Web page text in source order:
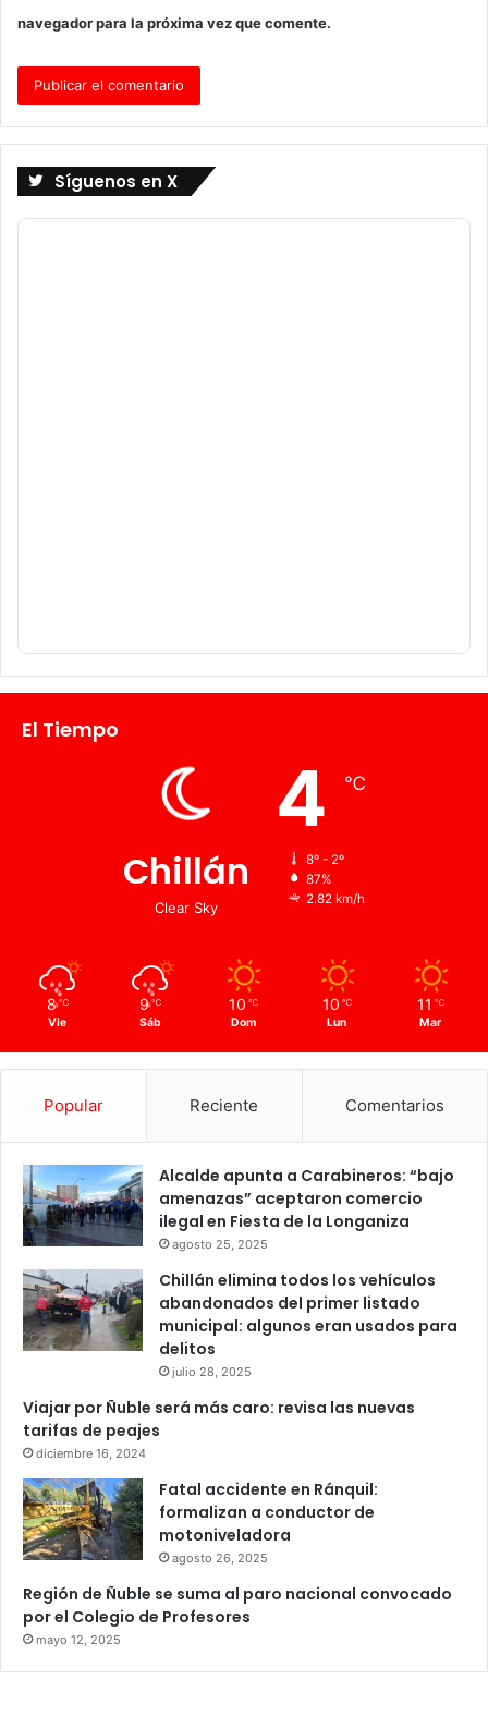
navegador para la próxima vez que comente.
Síguenos en X
El Tiempo
Chillán
Clear Sky
4 ℃
8º - 2º
87%
2.82 km/h
8 ℃
Vie
9 ℃
Sáb
10 ℃
Dom
10 ℃
Lun
11 ℃
Mar
Popular Reciente Comentarios
Alcalde apunta a Carabineros: “bajo
amenazas” aceptaron comercio
ilegal en Fiesta de la Longaniza
agosto 25, 2025
Chillán elimina todos los vehículos
abandonados del primer listado
municipal: algunos eran usados para
delitos
julio 28, 2025
Viajar por Ñuble será más caro: revisa las nuevas
tarifas de peajes
diciembre 16, 2024
Fatal accidente en Ránquil:
formalizan a conductor de
motoniveladora
agosto 26, 2025
Región de Ñuble se suma al paro nacional convocado
por el Colegio de Profesores
mayo 12, 2025